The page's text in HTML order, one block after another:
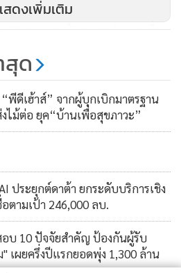
LPN ระบุคอนโดฯ "เตาปูน-บางซื่อ"
เดือน ยกระดับสู่ทำเลทอง
สดงเพิ่มเติม
สุด
พีดีเฮ้าส์” จากผู้บุกเบิกมาตรฐาน
ไม้ต่อ ยุค“บ้านเพื่อสุขภาวะ”
ประยุกต์ดาต้า ยกระดับบริการเชิง
ามเป้า 246,000 ลบ.
บ 10 ปัจจัยสำคัญ ป้องกันผู้รับ
เผยครึ่งปีแรกยอดพุ่ง 1,300 ล้าน